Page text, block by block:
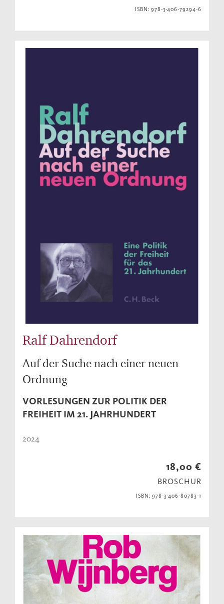
ISBN: 978-3-406-79294-6
Ralf Dahrendorf
Auf der Suche nach einer neuen
Ordnung
VORLESUNGEN ZUR POLITIK DER
FREIHEIT IM 21. JAHRHUNDERT
2024
18,00 €
BROSCHUR
ISBN: 978-3-406-80783-1